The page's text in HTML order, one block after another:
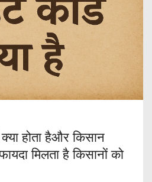
होता हैऔर किसान
मिलता है किसानों को